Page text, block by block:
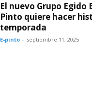
El nuevo Grupo Egido
Pinto quiere hacer
temporada
E-pinto - septiembre 11, 2025